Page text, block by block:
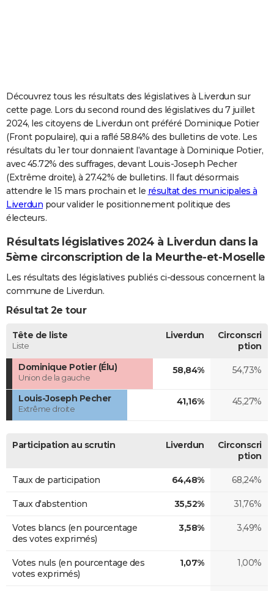
Carte de Noël
Carte Bonne année
Carte Saint-Valentin
Carte Pâques
Carte d'anniversaire
DICTIONNAIRE
Dictionnaire
Biographies
Citations
Expressions
Proverbes
PROGRAMME TV
COPAINS D'AVANT
S'inscrire
Se connecter
Lycées
Collèges
Primaires
Universités
Entreprises
Service militaire
Avis de recherche
AVIS DE DÉCÈS
FORUM
Bricolage
Lifestyle
Culture
Sport
Auto
Television
Voyage
Cinema
Découvrez tous les résultats des législatives à Liverdun sur
cette page. Lors du second round des législatives du 7 juillet
2024, les citoyens de Liverdun ont préféré Dominique Potier
(Front populaire), qui a raflé 58.84% des bulletins de vote. Les
résultats du 1er tour donnaient l’avantage à Dominique Potier,
avec 45.72% des suffrages, devant Louis-Joseph Pecher
(Extrême droite), à 27.42% de bulletins. Il faut désormais
attendre le 15 mars prochain et le résultat des municipales à
Liverdun pour valider le positionnement politique des
électeurs.
Résultats législatives 2024 à Liverdun dans la
5ème circonscription de la Meurthe-et-Moselle
Les résultats des législatives publiés ci-dessous concernent la
commune de Liverdun.
Résultat 2e tour
Tête de liste
Liste
Liverdun
Circonscri
ption
Dominique Potier (Élu)
Union de la gauche
58,84% 54,73%
Louis-Joseph Pecher
Extrême droite
41,16% 45,27%
Participation au scrutin Liverdun
Circonscri
ption
Taux de participation 64,48% 68,24%
Taux d'abstention 35,52% 31,76%
Votes blancs (en pourcentage
des votes exprimés)
3,58% 3,49%
Votes nuls (en pourcentage des
votes exprimés)
1,07% 1,00%